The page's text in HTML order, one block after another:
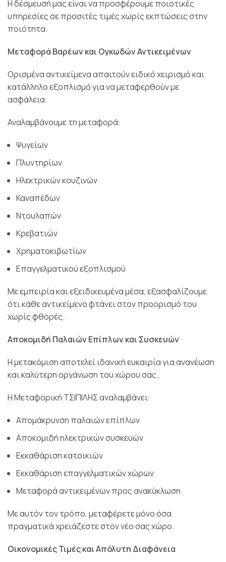
Η δέσμευσή μας είναι να προσφέρουμε ποιοτικές
υπηρεσίες σε προσιτές τιμές χωρίς εκπτώσεις στην
ποιότητα.
Μεταφορά Βαρέων και Ογκωδών Αντικειμένων
Ορισμένα αντικείμενα απαιτούν ειδικό χειρισμό και
κατάλληλο εξοπλισμό για να μεταφερθούν με
ασφάλεια.
Αναλαμβάνουμε τη μεταφορά:
Ψυγείων
Πλυντηρίων
Ηλεκτρικών κουζινών
Καναπέδων
Ντουλαπών
Κρεβατιών
Χρηματοκιβωτίων
Επαγγελματικού εξοπλισμού
Με εμπειρία και εξειδικευμένα μέσα, εξασφαλίζουμε
ότι κάθε αντικείμενο φτάνει στον προορισμό του
χωρίς φθορές.
Αποκομιδή Παλαιών Επίπλων και Συσκευών
Η μετακόμιση αποτελεί ιδανική ευκαιρία για ανανέωση
και καλύτερη οργάνωση του χώρου σας.
Η Μεταφορική ΤΣΙΠΙΛΗΣ αναλαμβάνει:
Απομάκρυνση παλαιών επίπλων
Αποκομιδή ηλεκτρικών συσκευών
Εκκαθάριση κατοικιών
Εκκαθάριση επαγγελματικών χώρων
Μεταφορά αντικειμένων προς ανακύκλωση
Με αυτόν τον τρόπο, μεταφέρετε μόνο όσα
πραγματικά χρειάζεστε στον νέο σας χώρο.
Οικονομικές Τιμές και Απόλυτη Διαφάνεια